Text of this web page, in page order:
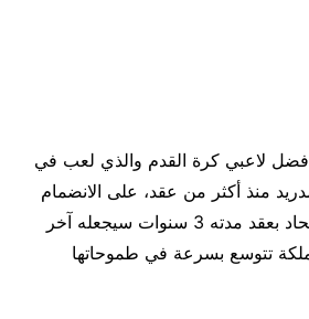
أفضل لاعبي كرة القدم والذي لعب في
منذ أكثر من عقد، على الانضمام
إلى البطل السعودي الاتحاد بعقد مدته 3 سنوات سيجعله آخر
تتوسع بسرعة في طموحاتها